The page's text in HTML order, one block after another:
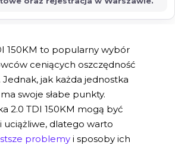
150KM to popularny wybór
ceniących oszczędność
Jednak, jak każda jednostka
swoje słabe punkty.
2.0 TDI 150KM mogą być
uciążliwe, dlatego warto
problemy i sposoby ich